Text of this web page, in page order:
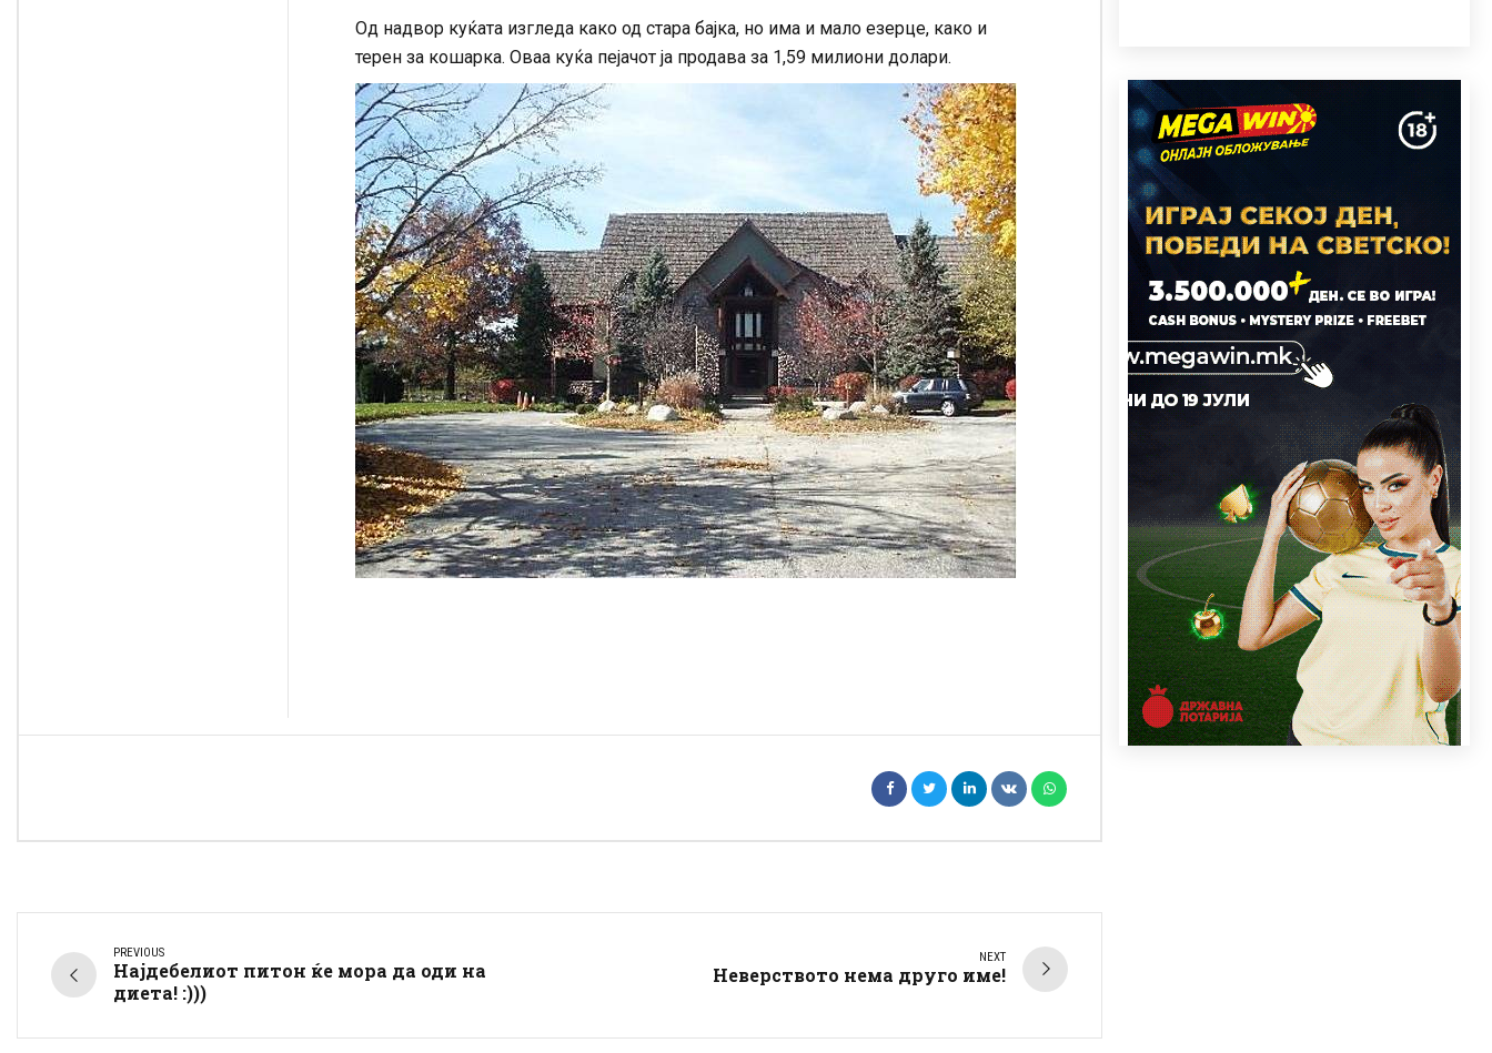
Од надвор куќата изгледа како од стара бајка, но има и мало езерце, како и
терен за кошарка. Оваа куќа пејачот ја продава за 1,59 милиони долари.
PREVIOUS
Најдебелиот питон ќе мора да оди на
диета! :)))
NEXT
Неверството нема друго име!